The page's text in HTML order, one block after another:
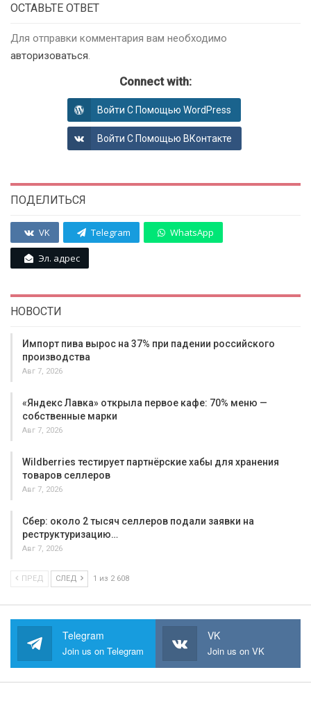
ОСТАВЬТЕ ОТВЕТ
Для отправки комментария вам необходимо
авторизоваться.
Connect with:
Войти С Помощью WordPress
Войти С Помощью ВКонтакте
ПОДЕЛИТЬСЯ
VK Telegram WhatsApp
Эл. адрес
НОВОСТИ
Импорт пива вырос на 37% при падении российского
производства
Авг 7, 2026
«Яндекс Лавка» открыла первое кафе: 70% меню —
собственные марки
Авг 7, 2026
Wildberries тестирует партнёрские хабы для хранения
товаров селлеров
Авг 7, 2026
Сбер: около 2 тысяч селлеров подали заявки на
реструктуризацию…
Авг 7, 2026
ПРЕД СЛЕД 1 из 2 608
Telegram
Join us on Telegram
VK
Join us on VK